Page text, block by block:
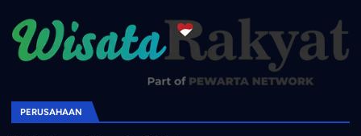
PERUSAHAAN